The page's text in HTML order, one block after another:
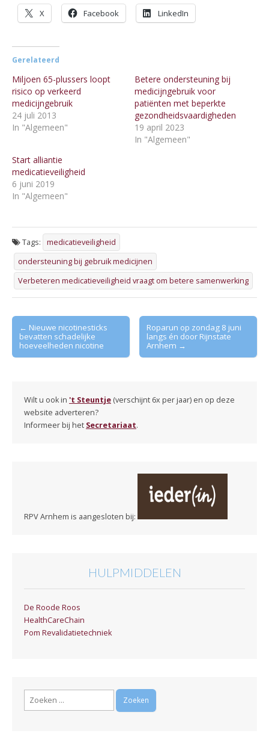
X Facebook LinkedIn
Gerelateerd
Miljoen 65-plussers loopt
risico op verkeerd
medicijngebruik
24 juli 2013
In "Algemeen"
Betere ondersteuning bij
medicijngebruik voor
patiënten met beperkte
gezondheidsvaardigheden
19 april 2023
In "Algemeen"
Start alliantie
medicatieveiligheid
6 juni 2019
In "Algemeen"
Tags:
medicatieveiligheid
ondersteuning bij gebruik medicijnen
Verbeteren medicatieveiligheid vraagt om betere samenwerking
Post
navigation
← Nieuwe nicotinesticks
bevatten schadelijke
hoeveelheden nicotine
Roparun op zondag 8 juni
langs én door Rijnstate
Arnhem →
Wilt u ook in 't Steuntje (verschijnt 6x per jaar) en op deze
website adverteren?
Informeer bij het Secretariaat.
RPV Arnhem is aangesloten bij:
HULPMIDDELEN
De Roode Roos
HealthCareChain
Pom Revalidatietechniek
Zoeken